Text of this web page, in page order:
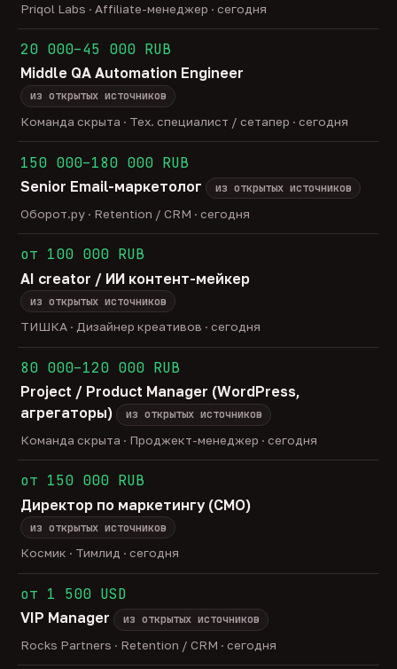
Priqol Labs · Affiliate-менеджер · сегодня
20 000–45 000 RUB
Middle QA Automation Engineer
из открытых источников
Команда скрыта · Тех. специалист / сетапер · сегодня
150 000–180 000 RUB
Senior Email-маркетолог
из открытых источников
Оборот.ру · Retention / CRM · сегодня
от 100 000 RUB
AI creator / ИИ контент-мейкер
из открытых источников
ТИШКА · Дизайнер креативов · сегодня
80 000–120 000 RUB
Project / Product Manager (WordPress,
агрегаторы)
из открытых источников
Команда скрыта · Проджект-менеджер · сегодня
от 150 000 RUB
Директор по маркетингу (CMO)
из открытых источников
Космик · Тимлид · сегодня
от 1 500 USD
VIP Manager
из открытых источников
Rocks Partners · Retention / CRM · сегодня